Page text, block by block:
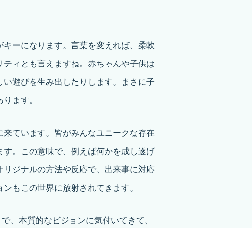
ーになります。言葉を変えれば、柔軟
ィとも言えますね。赤ちゃんや子供は
遊びを生み出したりします。まさに子
ます。
ています。皆がみんなユニークな存在
。この意味で、例えば何かを成し遂げ
ジナルの方法や反応で、出来事に対応
もこの世界に放射されてきます。
、本質的なビジョンに気付いてきて、